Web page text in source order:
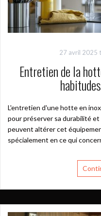
27 avril 2025
Entretien de la
L'entretien d'une hotte en
pour préserver sa durabilité
peuvent altérer cet
spécialement en ce qui